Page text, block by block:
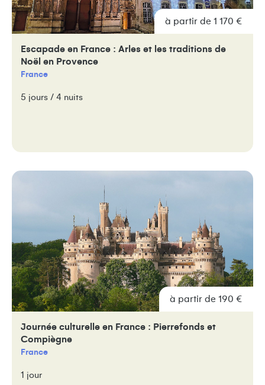
à partir de 1 170 €
Escapade en France : Arles et les traditions de
Noël en Provence
France
5 jours / 4 nuits
à partir de 190 €
Journée culturelle en France : Pierrefonds et
Compiègne
France
1 jour